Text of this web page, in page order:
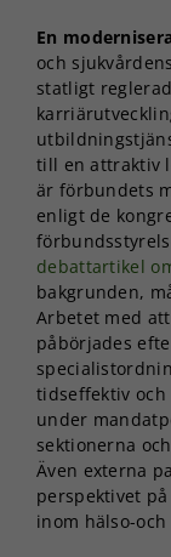
En
och
statligt
till en attraktiv
är förbundets
enligt de
debattartikel
bakgrunden,
Arbetet med
påbörjades
tidseffektiv
under
sektionerna
Även externa
perspektivet
inom hälso-